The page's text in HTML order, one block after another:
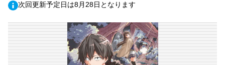
次回更新予定日は8月28日となります